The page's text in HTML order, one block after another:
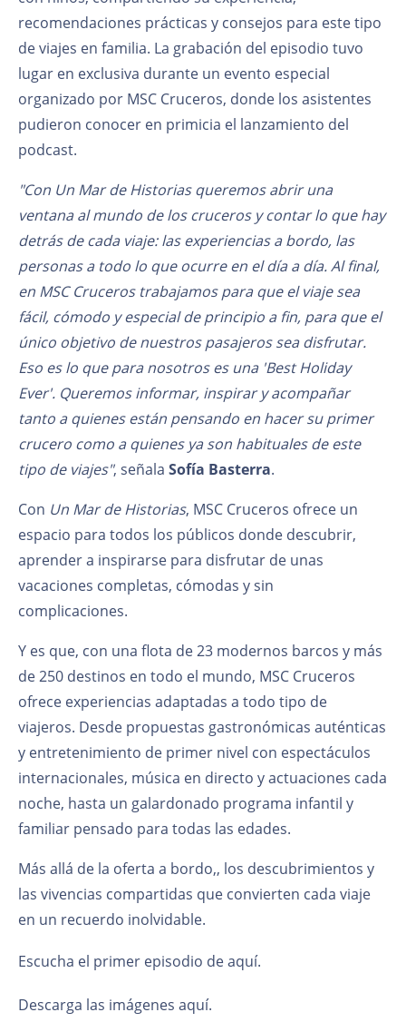
recomendaciones prácticas y consejos para este tipo
de viajes en familia. La grabación del episodio tuvo
lugar en exclusiva durante un evento especial
organizado por MSC Cruceros, donde los asistentes
pudieron conocer en primicia el lanzamiento del
podcast.
"Con Un Mar de Historias queremos abrir una
ventana al mundo de los cruceros y contar lo que hay
detrás de cada viaje: las experiencias a bordo, las
personas a todo lo que ocurre en el día a día. Al final,
en MSC Cruceros trabajamos para que el viaje sea
fácil, cómodo y especial de principio a fin, para que el
único objetivo de nuestros pasajeros sea disfrutar.
Eso es lo que para nosotros es una 'Best Holiday
Ever'. Queremos informar, inspirar y acompañar
tanto a quienes están pensando en hacer su primer
crucero como a quienes ya son habituales de este
tipo de viajes", señala Sofía Basterra.
Con Un Mar de Historias, MSC Cruceros ofrece un
espacio para todos los públicos donde descubrir,
aprender a inspirarse para disfrutar de unas
vacaciones completas, cómodas y sin
complicaciones.
Y es que, con una flota de 23 modernos barcos y más
de 250 destinos en todo el mundo, MSC Cruceros
ofrece experiencias adaptadas a todo tipo de
viajeros. Desde propuestas gastronómicas auténticas
y entretenimiento de primer nivel con espectáculos
internacionales, música en directo y actuaciones cada
noche, hasta un galardonado programa infantil y
familiar pensado para todas las edades.
Más allá de la oferta a bordo,, los descubrimientos y
las vivencias compartidas que convierten cada viaje
en un recuerdo inolvidable.
Escucha el primer episodio deaquí.
Descarga las imágenes aquí.